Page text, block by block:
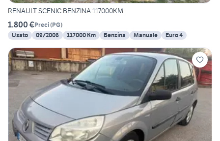
RENAULT SCENIC BENZINA 117000KM
1.800 €Preci(PG)
Usato
09/2006 117000 Km Benzina Manuale Euro 4